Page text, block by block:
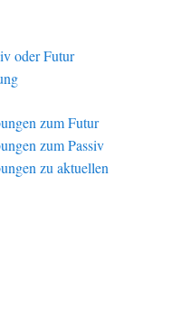
oder Futur
zum Futur
zum Passiv
zu aktuellen